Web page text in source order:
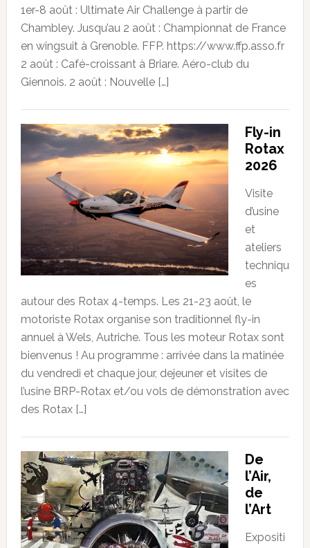
1er-8 août : Ultimate Air Challenge à partir de
Chambley. Jusqu’au 2 août : Championnat de France
en wingsuit à Grenoble. FFP. https://www.ffp.asso.fr
2 août : Café-croissant à Briare. Aéro-club du
Giennois. 2 août : Nouvelle […]
Fly-in
Rotax
2026
Visite
d’usine
et
ateliers
techniqu
es
autour des Rotax 4-temps. Les 21-23 août, le
motoriste Rotax organise son traditionnel fly-in
annuel à Wels, Autriche. Tous les moteur Rotax sont
bienvenus ! Au programme : arrivée dans la matinée
du vendredi et chaque jour, dejeuner et visites de
l’usine BRP-Rotax et/ou vols de démonstration avec
des Rotax […]
De
l’Air,
de
l’Art
Expositi